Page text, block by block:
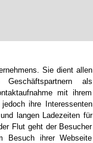
Sie dient allen
als
mit ihrem
ihre Interessenten
langen Ladezeiten für
Flut geht der Besucher
Besuch ihrer Webseite